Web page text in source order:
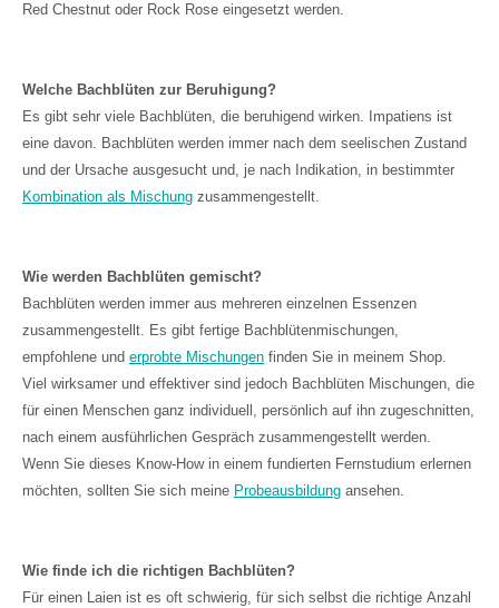
Red Chestnut oder Rock Rose eingesetzt werden.
Welche Bachblüten zur Beruhigung?
Es gibt sehr viele Bachblüten, die beruhigend wirken. Impatiens ist
eine davon. Bachblüten werden immer nach dem seelischen Zustand
und der Ursache ausgesucht und, je nach Indikation, in bestimmter
Kombination als Mischung zusammengestellt.
Wie werden Bachblüten gemischt?
Bachblüten werden immer aus mehreren einzelnen Essenzen
zusammengestellt. Es gibt fertige Bachblütenmischungen,
empfohlene und erprobte Mischungen finden Sie in meinem Shop.
Viel wirksamer und effektiver sind jedoch Bachblüten Mischungen, die
für einen Menschen ganz individuell, persönlich auf ihn zugeschnitten,
nach einem ausführlichen Gespräch zusammengestellt werden.
Wenn Sie dieses Know-How in einem fundierten Fernstudium erlernen
möchten, sollten Sie sich meine Probeausbildung ansehen.
Wie finde ich die richtigen Bachblüten?
Für einen Laien ist es oft schwierig, für sich selbst die richtige Anzahl